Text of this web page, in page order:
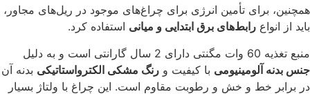
همچنین، برای تأمین انرژی برای چراغ‌های موجود در ریل‌های مجاور،
باید از انواع رابط‌های برق ابتدایی و میانی استفاده کرد.
منبع تغذیه 60 وات مگنتی دارای 2 سال گارانتی است و به دلیل
جنس بدنه آلومینیومی با کیفیت و رنگ مشکی الکترواستاتیکی بدنه آن
در برابر خط و خش و رطوبت مقاوم‌ است. این چراغ با ولتاژ بسیار